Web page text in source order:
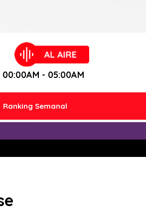
00:00AM - 05:00AM
Ranking Semanal